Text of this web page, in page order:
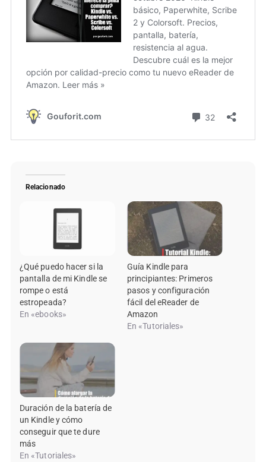
Relacionado
¿Qué puedo hacer si la
pantalla de mi Kindle se
rompe o está
estropeada?
En «ebooks»
Guía Kindle para
principiantes: Primeros
pasos y configuración
fácil del eReader de
Amazon
En «Tutoriales»
Duración de la batería de
un Kindle y cómo
conseguir que te dure
más
En «Tutoriales»